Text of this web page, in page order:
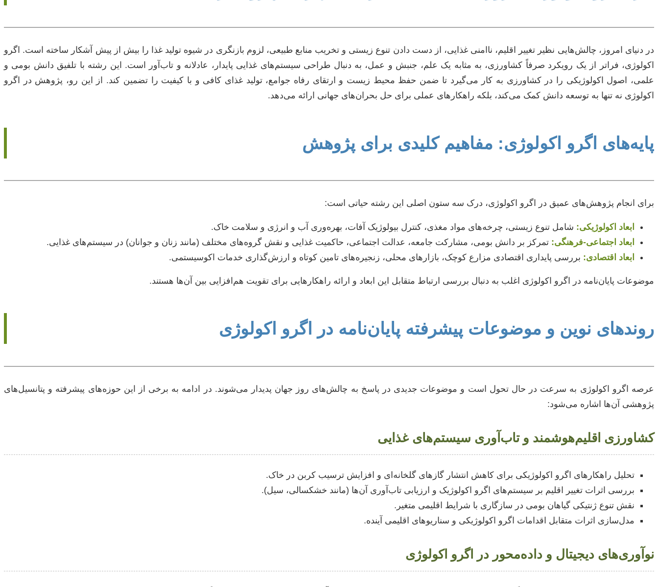
در دنیای امروز، چالش‌هایی نظیر تغییر اقلیم، ناامنی غذایی، از دست دادن تنوع زیستی و تخریب منابع طبیعی، لزوم بازنگری در شیوه تولید غذا را بیش از پیش آشکار ساخته است. اگرو
اکولوژی، فراتر از یک رویکرد صرفاً کشاورزی، به مثابه یک علم، جنبش و عمل، به دنبال طراحی سیستم‌های غذایی پایدار، عادلانه و تاب‌آور است. این رشته با تلفیق دانش بومی و
علمی، اصول اکولوژیکی را در کشاورزی به کار می‌گیرد تا ضمن حفظ محیط زیست و ارتقای رفاه جوامع، تولید غذای کافی و با کیفیت را تضمین کند. از این رو، پژوهش در اگرو
اکولوژی نه تنها به توسعه دانش کمک می‌کند، بلکه راهکارهای عملی برای حل بحران‌های جهانی ارائه می‌دهد.
پایه‌های اگرو اکولوژی: مفاهیم کلیدی برای پژوهش
برای انجام پژوهش‌های عمیق در اگرو اکولوژی، درک سه ستون اصلی این رشته حیاتی است:
ابعاد اکولوژیکی: شامل تنوع زیستی، چرخه‌های مواد مغذی، کنترل بیولوژیک آفات، بهره‌وری آب و انرژی و سلامت خاک.
ابعاد اجتماعی-فرهنگی: تمرکز بر دانش بومی، مشارکت جامعه، عدالت اجتماعی، حاکمیت غذایی و نقش گروه‌های مختلف (مانند زنان و جوانان) در سیستم‌های غذایی.
ابعاد اقتصادی: بررسی پایداری اقتصادی مزارع کوچک، بازارهای محلی، زنجیره‌های تامین کوتاه و ارزش‌گذاری خدمات اکوسیستمی.
موضوعات پایان‌نامه در اگرو اکولوژی اغلب به دنبال بررسی ارتباط متقابل این ابعاد و ارائه راهکارهایی برای تقویت هم‌افزایی بین آن‌ها هستند.
روندهای نوین و موضوعات پیشرفته پایان‌نامه در اگرو اکولوژی
عرصه اگرو اکولوژی به سرعت در حال تحول است و موضوعات جدیدی در پاسخ به چالش‌های روز جهان پدیدار می‌شوند. در ادامه به برخی از این حوزه‌های پیشرفته و پتانسیل‌های
پژوهشی آن‌ها اشاره می‌شود:
کشاورزی اقلیم‌هوشمند و تاب‌آوری سیستم‌های غذایی
تحلیل راهکارهای اگرو اکولوژیکی برای کاهش انتشار گازهای گلخانه‌ای و افزایش ترسیب کربن در خاک.
بررسی اثرات تغییر اقلیم بر سیستم‌های اگرو اکولوژیک و ارزیابی تاب‌آوری آن‌ها (مانند خشکسالی، سیل).
نقش تنوع ژنتیکی گیاهان بومی در سازگاری با شرایط اقلیمی متغیر.
مدل‌سازی اثرات متقابل اقدامات اگرو اکولوژیکی و سناریوهای اقلیمی آینده.
نوآوری‌های دیجیتال و داده‌محور در اگرو اکولوژی